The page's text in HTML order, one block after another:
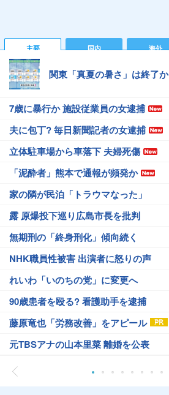
主要 国内 海外
関東「真夏の暑さ」は終了か
7歳に暴行か 施設従業員の女逮捕
夫に包丁? 毎日新聞記者の女逮捕
立体駐車場から車落下 夫婦死傷
「泥酔者」熊本で通報が頻発か
家の隣が民泊「トラウマなった」
露 原爆投下巡り広島市長を批判
無期刑の「終身刑化」傾向続く
NHK職員性被害 出演者に怒りの声
れいわ「いのちの党」に変更へ
90歳患者を殴る? 看護助手を逮捕
藤原竜也「労務改善」をアピール
元TBSアナの山本里菜 離婚を公表